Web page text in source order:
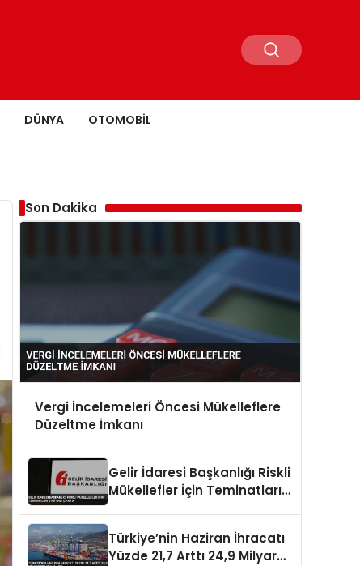
DÜNYA OTOMOBIL
Son Dakika
Vergi İncelemeleri Öncesi Mükelleflere
Düzeltme İmkanı
Gelir İdaresi Başkanlığı Riskli
Mükellefler İçin Teminatları 5
Türkiye’nin Haziran İhracatı
Yüzde 21,7 Arttı 24,9 Milyar